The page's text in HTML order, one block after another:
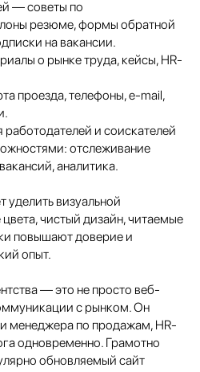
— советы по
резюме, формы обратной
на вакансии.
о рынке труда, кейсы, HR-
проезда, телефоны, e-mail,
и соискателей
отслеживание
аналитика.
уделить визуальной
чистый дизайн, читаемые
повышают доверие и
опыт.
— это не просто веб-
с рынком. Он
менеджера по продажам, HR-
одновременно. Грамотно
обновляемый сайт